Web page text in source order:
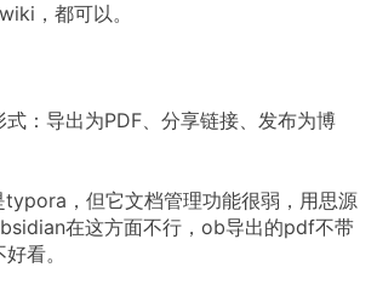
，都可以。
：导出为PDF、分享链接、发布为博
typora，但它文档管理功能很弱，用思源
在这方面不行，ob导出的pdf不带
看。